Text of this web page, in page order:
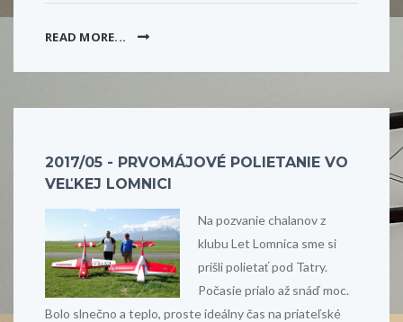
READ MORE...
2017/05 - PRVOMÁJOVÉ POLIETANIE VO
VEĽKEJ LOMNICI
Na pozvanie chalanov z
klubu Let Lomnica sme si
prišli polietať pod Tatry.
Počasie prialo až snáď moc.
Bolo slnečno a teplo, proste ideálny čas na priateľské